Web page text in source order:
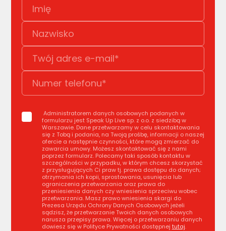
Administratorem danych osobowych podanych w
formularzu jest Speak Up Live sp. z o.o. z siedzibą w
Warszawie. Dane przetwarzamy w celu skontaktowania
się z Tobą i podania, na Twoją prośbę, informacji o naszej
ofercie a następnie czynności, które mogą zmierzać do
zawarcia umowy. Możesz skontaktować się z nami
poprzez formularz. Polecamy taki sposób kontaktu w
szczególności w przypadku, w którym chcesz skorzystać
z przysługujących Ci praw tj. prawa dostępu do danych;
otrzymania ich kopii, sprostowania, usunięcia lub
ograniczenia przetwarzania oraz prawa do
przeniesienia danych czy wniesienia sprzeciwu wobec
przetwarzania. Masz prawo wniesienia skargi do
Prezesa Urzędu Ochrony Danych Osobowych jeżeli
sądzisz, że przetwarzanie Twoich danych osobowych
narusza przepisy prawa. Więcej o przetwarzaniu danych
dowiesz się w Polityce Prywatności dostępnej tutaj.